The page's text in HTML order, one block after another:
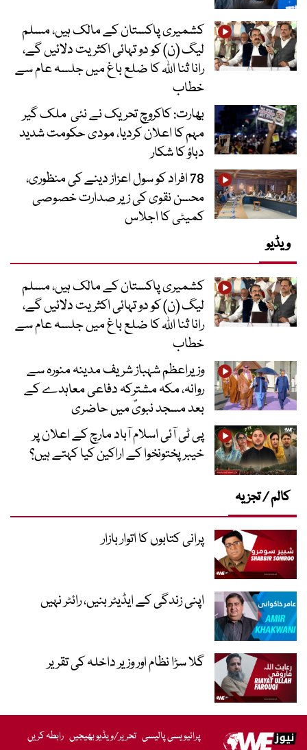
کشمیری پاکستان کے مالک ہیں، مسلم
لیگ (ن) کو دو تہائی اکثریت دلائیں گے،
رانا ثنا اللہ کا ضلع باغ میں جلسہ عام سے
خطاب
بھارت: کاکروچ تحریک نے نئی ملک گیر
مہم کا اعلان کردیا، مودی حکومت شدید
دباؤ کا شکار
78 افراد کو سول اعزاز دینے کی منظوری،
محسن نقوی کی زیر صدارت خصوصی
کمیٹی کا اجلاس
ویڈیو
کشمیری پاکستان کے مالک ہیں، مسلم
لیگ (ن) کو دو تہائی اکثریت دلائیں گے،
رانا ثنا اللہ کا ضلع باغ میں جلسہ عام سے
خطاب
وزیراعظم شہباز شریف مدینہ منورہ سے
روانہ، مکہ مشترکہ دفاعی معاہدے کے
بعد مسجد نبویؐ میں حاضری
پی ٹی آئی اسلام آباد مارچ کے اعلان پر
خیبر پختونخوا کے اراکین کیا کہتے ہیں؟
کالم / تجزیہ
پرانی کتابوں کا اتوار بازار
اپنی زندگی کے ایڈیٹر بنیں، رائٹر نہیں
گلا سڑا نظام اور وزیر داخلہ کی تقریر
پرائیویسی پالیسی تحریر/ویڈیو بھیجیں رابطہ کریں